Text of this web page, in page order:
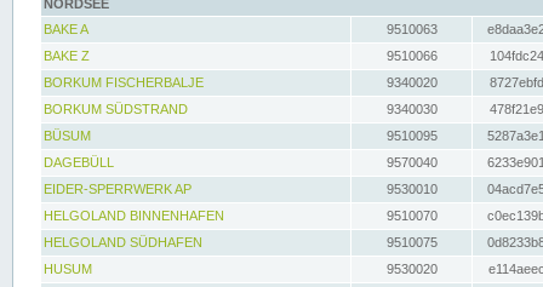
NORDSEE
BAKE A
9510063
BAKE Z
9510066
BORKUM FISCHERBALJE
9340020
BORKUM SÜDSTRAND
9340030
BÜSUM
9510095
DAGEBÜLL
9570040
EIDER-SPERRWERK AP
9530010
HELGOLAND BINNENHAFEN
9510070
HELGOLAND SÜDHAFEN
9510075
HUSUM
9530020